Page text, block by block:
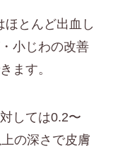
ほとんど出血し
小じわの改善
ます。
しては0.2〜
の深さで皮膚